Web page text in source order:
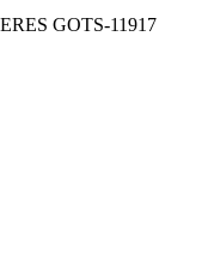
GOTS-11917